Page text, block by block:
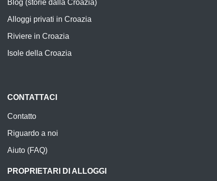
Blog (storie dalla Croazia)
Alloggi privati in Croazia
Riviere in Croazia
Isole della Croazia
CONTATTACI
Contatto
Riguardo a noi
Aiuto (FAQ)
PROPRIETARI DI ALLOGGI